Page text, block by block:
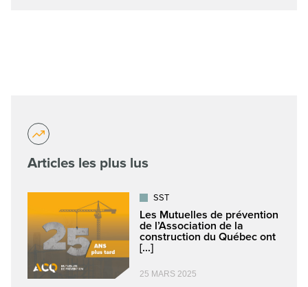
Articles les plus lus
SST
Les Mutuelles de prévention
de l’Association de la
construction du Québec ont
[...]
25 MARS 2025